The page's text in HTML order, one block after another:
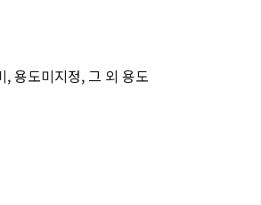
, 용도미지정, 그 외 용도